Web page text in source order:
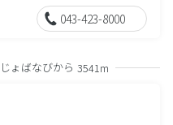
043-423-8000
ょばなびから 3541m